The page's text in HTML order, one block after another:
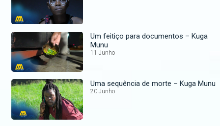
Um feitiço para documentos – Kuga
Munu
11 Junho
Uma sequência de morte – Kuga Munu
20 Junho